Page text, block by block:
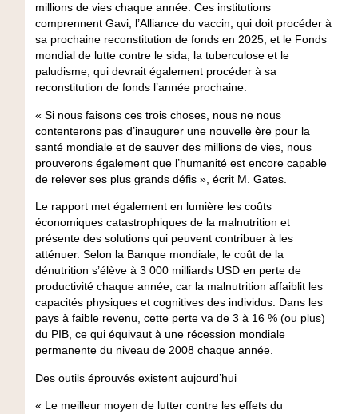
millions de vies chaque année. Ces institutions
comprennent Gavi, l’Alliance du vaccin, qui doit procéder à
sa prochaine reconstitution de fonds en 2025, et le Fonds
mondial de lutte contre le sida, la tuberculose et le
paludisme, qui devrait également procéder à sa
reconstitution de fonds l’année prochaine.
« Si nous faisons ces trois choses, nous ne nous
contenterons pas d’inaugurer une nouvelle ère pour la
santé mondiale et de sauver des millions de vies, nous
prouverons également que l’humanité est encore capable
de relever ses plus grands défis », écrit M. Gates.
Le rapport met également en lumière les coûts
économiques catastrophiques de la malnutrition et
présente des solutions qui peuvent contribuer à les
atténuer. Selon la Banque mondiale, le coût de la
dénutrition s’élève à 3 000 milliards USD en perte de
productivité chaque année, car la malnutrition affaiblit les
capacités physiques et cognitives des individus. Dans les
pays à faible revenu, cette perte va de 3 à 16 % (ou plus)
du PIB, ce qui équivaut à une récession mondiale
permanente du niveau de 2008 chaque année.
Des outils éprouvés existent aujourd’hui
« Le meilleur moyen de lutter contre les effets du